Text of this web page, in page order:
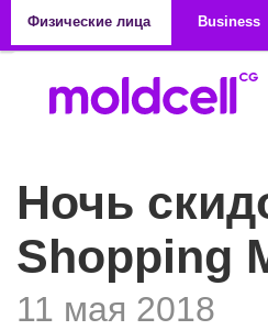
Физические лица
Business
Ночь
Shopping
11 мая 2018